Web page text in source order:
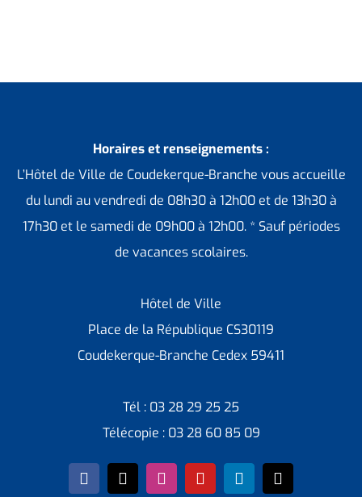
Horaires et renseignements :
L’Hôtel de Ville de Coudekerque-Branche vous accueille
du lundi au vendredi de 08h30 à 12h00 et de 13h30 à
17h30 et le samedi de 09h00 à 12h00. * Sauf périodes
de vacances scolaires.
Hôtel de Ville
Place de la République CS30119
Coudekerque-Branche Cedex 59411
Tél : 03 28 29 25 25
Télécopie : 03 28 60 85 09